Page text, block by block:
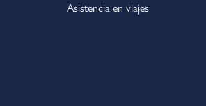
Asistencia en viajes